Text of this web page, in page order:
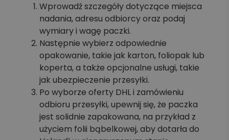
Wprowadź szczegóły dotyczące miejsca
nadania, adresu odbiorcy oraz podaj
wymiary i wagę paczki.
Następnie wybierz odpowiednie
opakowanie, takie jak karton, foliopak lub
koperta, a także opcjonalne usługi, takie
jak ubezpieczenie przesyłki.
Po wyborze oferty DHL i zamówieniu
odbioru przesyłki, upewnij się, że paczka
jest solidnie zapakowana, na przykład z
użyciem folii bąbelkowej, aby dotarła do